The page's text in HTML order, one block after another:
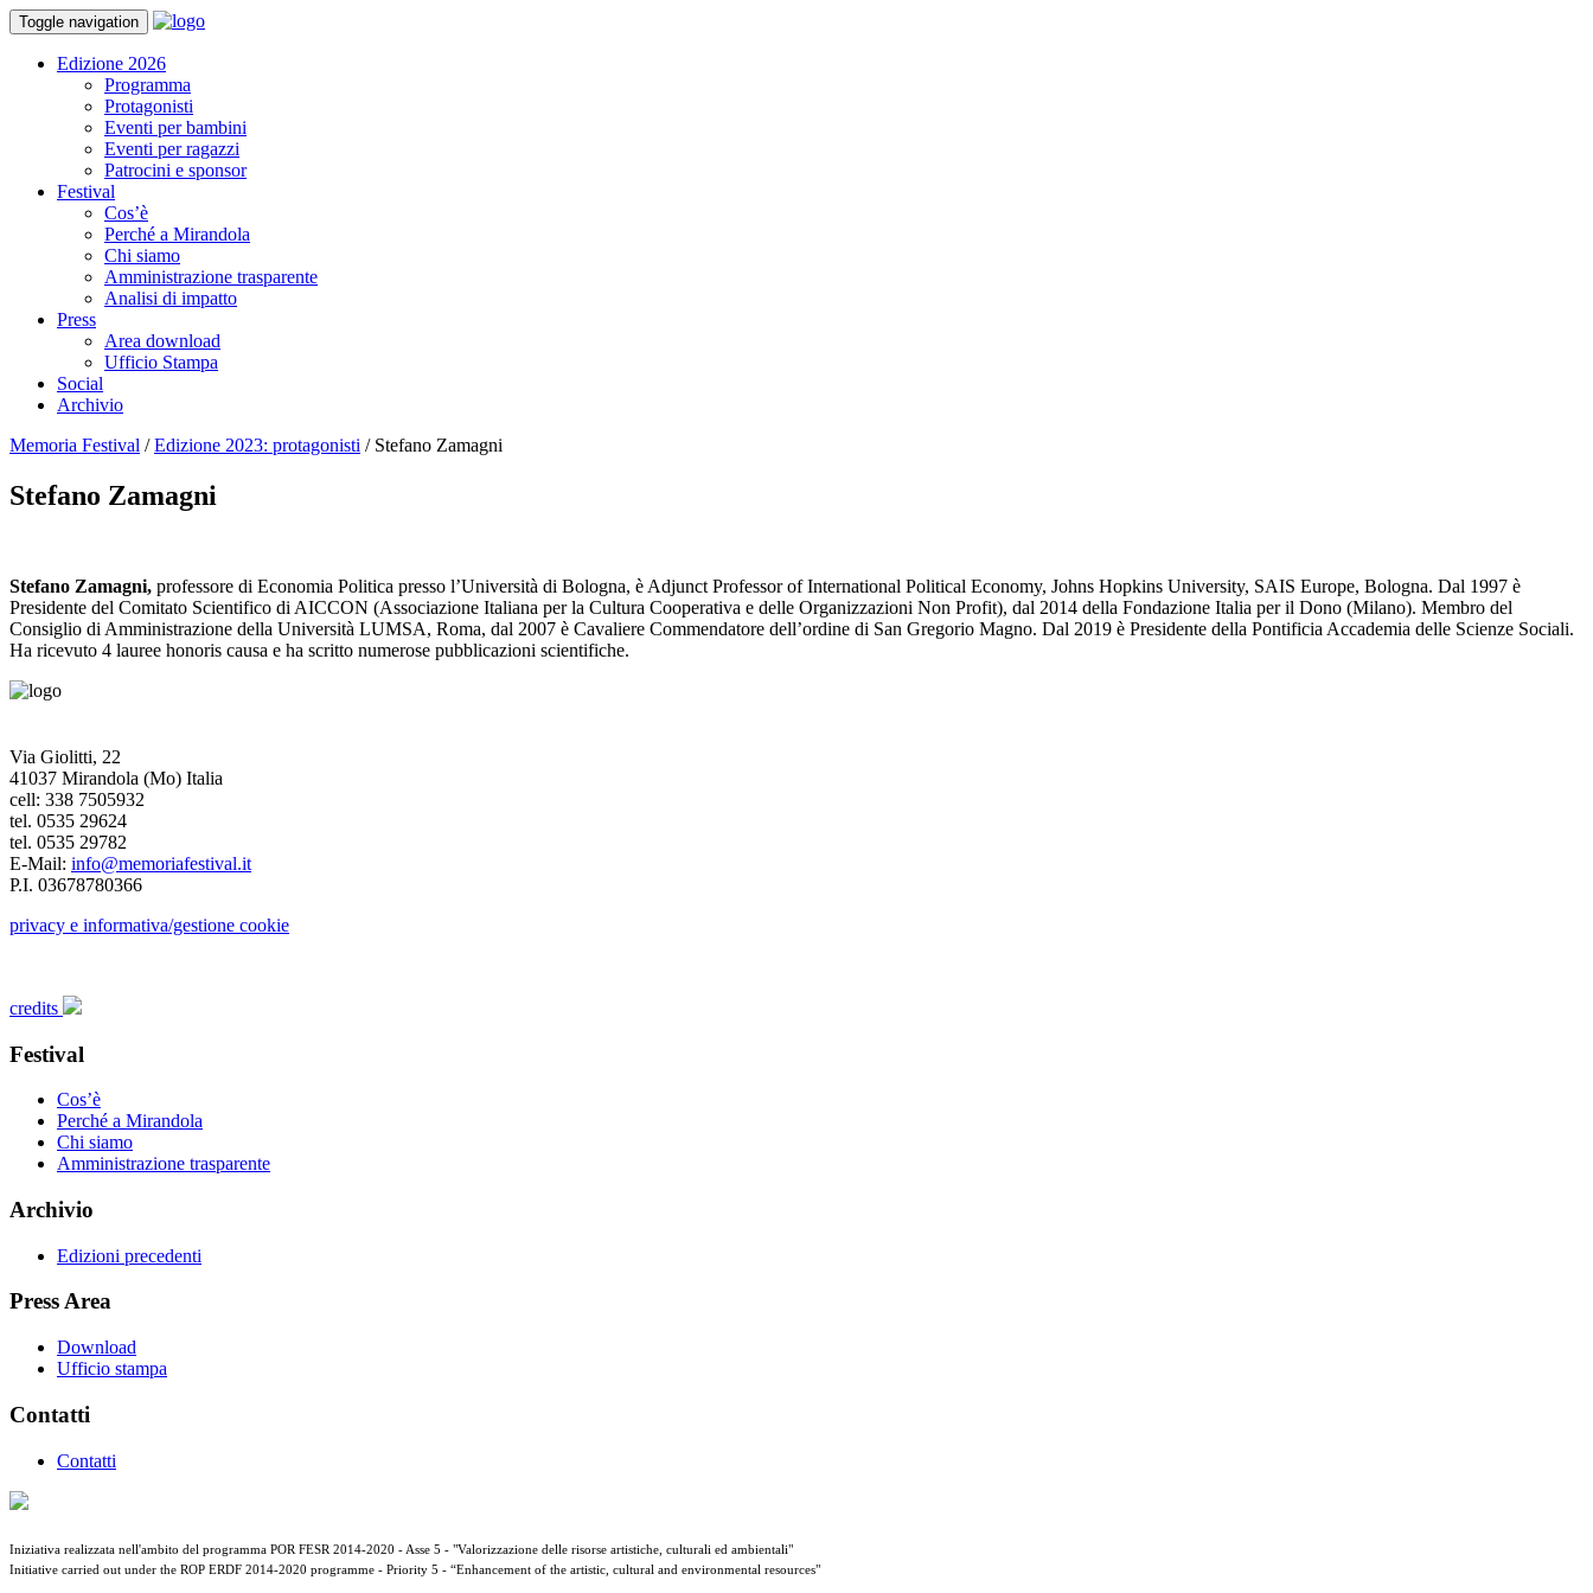
Toggle navigation
Edizione 2026
Programma
Protagonisti
Eventi per bambini
Eventi per ragazzi
Patrocini e sponsor
Festival
Cos’è
Perché a Mirandola
Chi siamo
Amministrazione trasparente
Analisi di impatto
Press
Area download
Ufficio Stampa
Social
Archivio
Memoria Festival /Edizione 2023: protagonisti / Stefano Zamagni
Stefano Zamagni
Stefano Zamagni, professore di Economia Politica presso l’Università di Bologna, è Adjunct Professor of International Political Economy, Johns Hopkins University, SAIS Europe, Bologna. Dal 1997 è
Presidente del Comitato Scientifico di AICCON (Associazione Italiana per la Cultura Cooperativa e delle Organizzazioni Non Profit), dal 2014 della Fondazione Italia per il Dono (Milano). Membro del
Consiglio di Amministrazione della Università LUMSA, Roma, dal 2007 è Cavaliere Commendatore dell’ordine di San Gregorio Magno. Dal 2019 è Presidente della Pontificia Accademia delle Scienze Sociali.
Ha ricevuto 4 lauree honoris causa e ha scritto numerose pubblicazioni scientifiche.
Via Giolitti, 22
41037 Mirandola (Mo) Italia
cell: 338 7505932
tel. 0535 29624
tel. 0535 29782
E-Mail: info@memoriafestival.it
P.I. 03678780366
privacy e informativa/gestione cookie
credits
Festival
Cos’è
Perché a Mirandola
Chi siamo
Amministrazione trasparente
Archivio
Edizioni precedenti
Press Area
Download
Ufficio stampa
Contatti
Contatti
Iniziativa realizzata nell'ambito del programma POR FESR 2014-2020 - Asse 5 - "Valorizzazione delle risorse artistiche, culturali ed ambientali"
Initiative carried out under the ROP ERDF 2014-2020 programme - Priority 5 - “Enhancement of the artistic, cultural and environmental resources"